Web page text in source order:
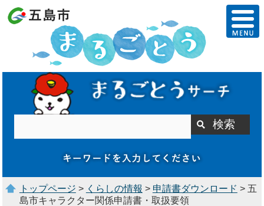
トップページ > くらしの情報 > 申請書ダウンロード > 五
島市キャラクター関係申請書・取扱要領